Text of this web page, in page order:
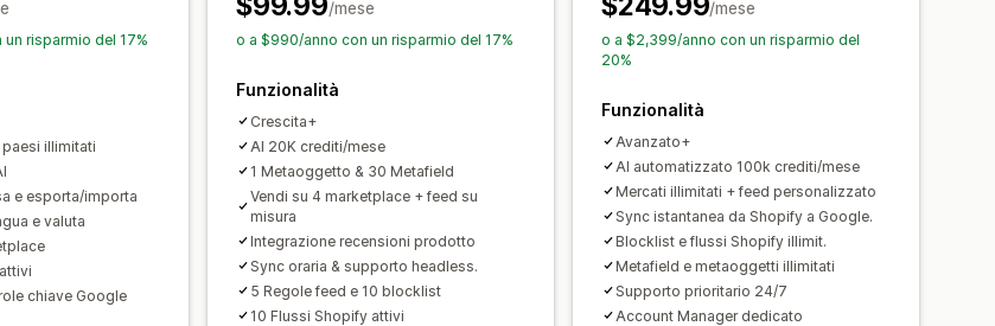
Assistenza per le scorte
Gestione dei GTIN
Headless
Monitoraggio della performance
risparmio del 17%
illimitati
e esporta/importa
e valuta
chiave Google
/mese
o a $990/anno con un risparmio del 17%
Funzionalità
Crescita+
AI 20K crediti/mese
1 Metaoggetto & 30 Metafield
Vendi su 4 marketplace + feed su
misura
Integrazione recensioni prodotto
Sync oraria & supporto headless.
5 Regole feed e 10 blocklist
10 Flussi Shopify attivi
/mese
o a $2,399/anno con un risparmio del
20%
Funzionalità
Avanzato+
AI automatizzato 100k crediti/mese
Mercati illimitati + feed personalizzato
Sync istantanea da Shopify a Google.
Blocklist e flussi Shopify illimit.
Metafield e metaoggetti illimitati
Supporto prioritario 24/7
Account Manager dedicato